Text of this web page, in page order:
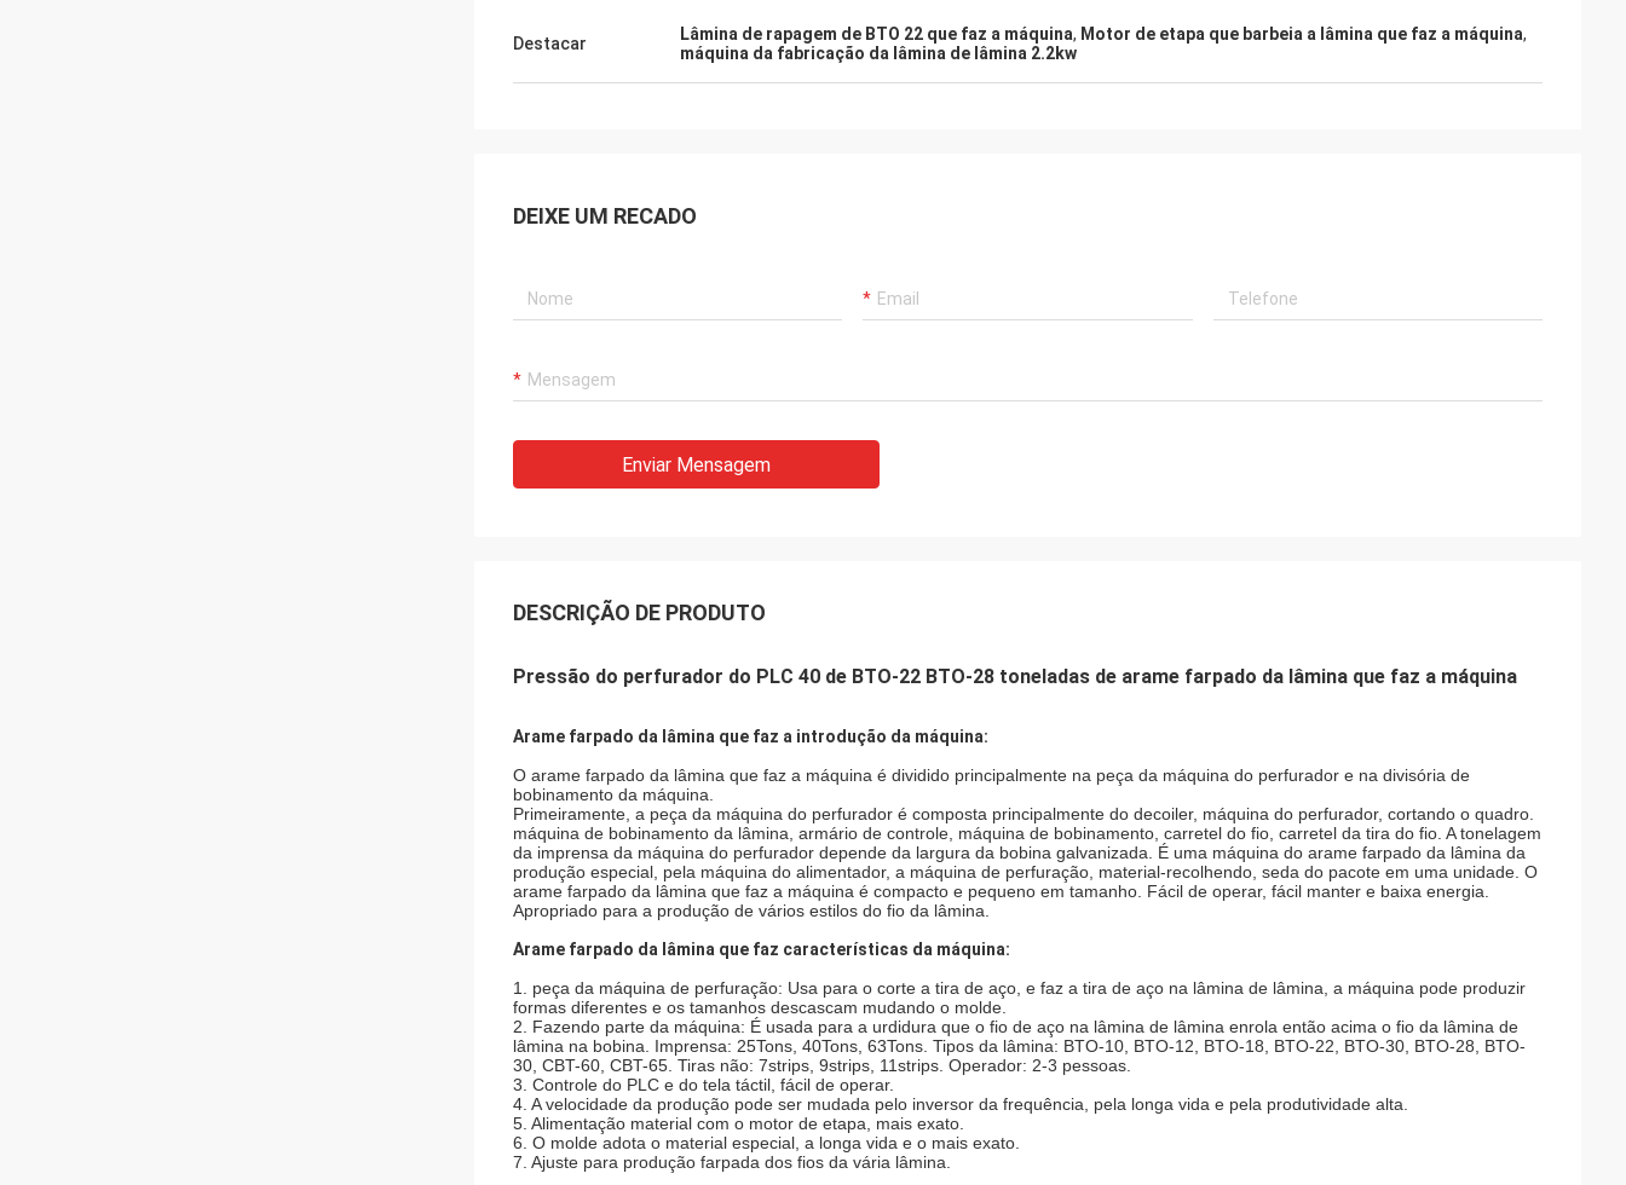
Destacar Lâmina de rapagem de BTO 22 que faz a máquina, Motor de etapa que barbeia a lâmina que faz a máquina,
máquina da fabricação da lâmina de lâmina 2.2kw
DEIXE UM RECADO
Enviar Mensagem
DESCRIÇÃO DE PRODUTO
Pressão do perfurador do PLC 40 de BTO-22 BTO-28 toneladas de arame farpado da lâmina que faz a máquina
Arame farpado da lâmina que faz a introdução da máquina:
O arame farpado da lâmina que faz a máquina é dividido principalmente na peça da máquina do perfurador e na divisória de
bobinamento da máquina.
Primeiramente, a peça da máquina do perfurador é composta principalmente do decoiler, máquina do perfurador, cortando o quadro.
máquina de bobinamento da lâmina, armário de controle, máquina de bobinamento, carretel do fio, carretel da tira do fio. A tonelagem
da imprensa da máquina do perfurador depende da largura da bobina galvanizada. É uma máquina do arame farpado da lâmina da
produção especial, pela máquina do alimentador, a máquina de perfuração, material-recolhendo, seda do pacote em uma unidade. O
arame farpado da lâmina que faz a máquina é compacto e pequeno em tamanho. Fácil de operar, fácil manter e baixa energia.
Apropriado para a produção de vários estilos do fio da lâmina.
Arame farpado da lâmina que faz características da máquina:
1. peça da máquina de perfuração: Usa para o corte a tira de aço, e faz a tira de aço na lâmina de lâmina, a máquina pode produzir
formas diferentes e os tamanhos descascam mudando o molde.
2. Fazendo parte da máquina: É usada para a urdidura que o fio de aço na lâmina de lâmina enrola então acima o fio da lâmina de
lâmina na bobina. Imprensa: 25Tons, 40Tons, 63Tons. Tipos da lâmina: BTO-10, BTO-12, BTO-18, BTO-22, BTO-30, BTO-28, BTO-
30, CBT-60, CBT-65. Tiras não: 7strips, 9strips, 11strips. Operador: 2-3 pessoas.
3. Controle do PLC e do tela táctil, fácil de operar.
4. A velocidade da produção pode ser mudada pelo inversor da frequência, pela longa vida e pela produtividade alta.
5. Alimentação material com o motor de etapa, mais exato.
6. O molde adota o material especial, a longa vida e o mais exato.
7. Ajuste para produção farpada dos fios da vária lâmina.